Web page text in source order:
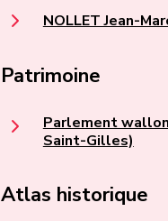
NOLLET Jean-
Patrimoine
Parlement
Saint-Gilles)
Atlas historique